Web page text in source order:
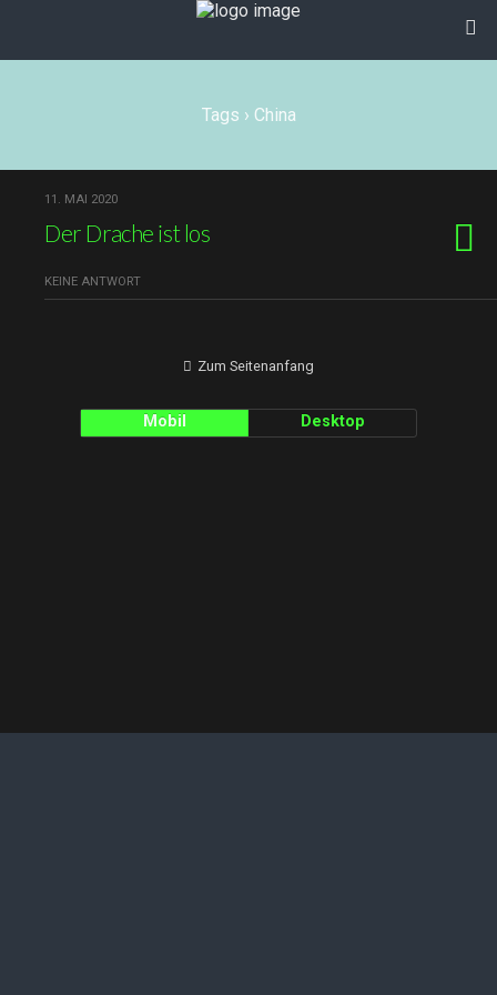
Tags › China
11. MAI 2020
Der Drache ist los
KEINE ANTWORT
Zum Seitenanfang
Mobil Desktop